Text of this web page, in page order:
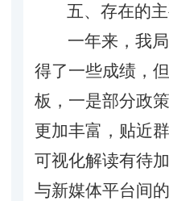
五、 存在的
一年来，我
得了一些成绩，
板，一是部分政
更加丰富，贴近
可视化解读有待
与新媒体平台间